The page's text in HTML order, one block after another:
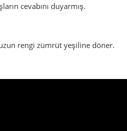
cevabını duyarmış.
rengi zümrüt yeşiline döner.